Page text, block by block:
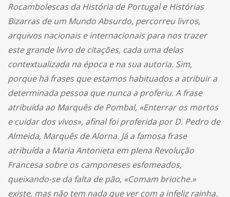
Rocambolescas da História de Portugal e Histórias
Bizarras de um Mundo Absurdo, percorreu livros,
arquivos nacionais e internacionais para nos trazer
este grande livro de citações, cada uma delas
contextualizada na época e na sua autoria. Sim,
porque há frases que estamos habituados a atribuir a
determinada pessoa que nunca a proferiu. A frase
atribuída ao Marquês de Pombal, «Enterrar os mortos
e cuidar dos vivos», afinal foi proferida por D. Pedro de
Almeida, Marquês de Alorna. Já a famosa frase
atribuída a Maria Antonieta em plena Revolução
Francesa sobre os camponeses esfomeados,
queixando-se da falta de pão, «Comam brioche.»
existe, mas não tem nada que ver com a infeliz rainha.